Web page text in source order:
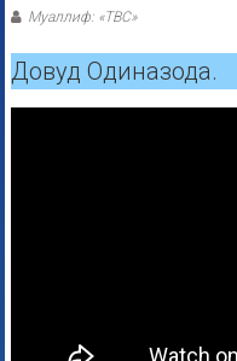
Муаллиф: «ТВС»
Довуд Одиназода.